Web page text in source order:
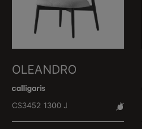
OLEANDRO
CS3452 1300 J